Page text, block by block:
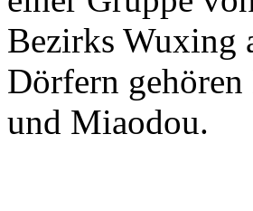
Bezirks Wuxing
Dörfern
und Miaodou.